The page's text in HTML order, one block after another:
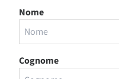
Nome
Cognome